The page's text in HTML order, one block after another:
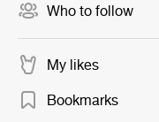
Who to follow
My likes
Bookmarks